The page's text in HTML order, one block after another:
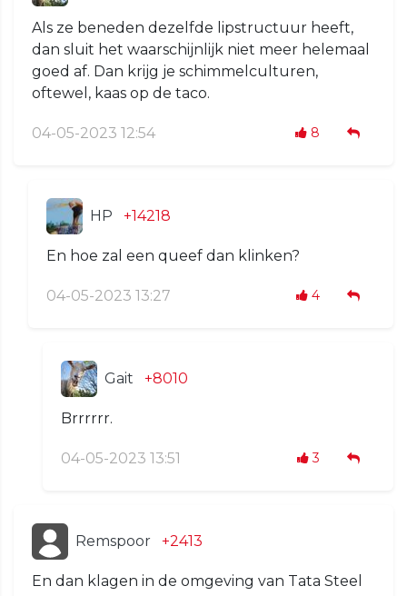
Als ze beneden dezelfde lipstructuur heeft,
dan sluit het waarschijnlijk niet meer helemaal
goed af. Dan krijg je schimmelculturen,
oftewel, kaas op de taco.
04-05-2023 12:54 8
HP +14218
En hoe zal een queef dan klinken?
04-05-2023 13:27 4
Gait +8010
Brrrrrr.
04-05-2023 13:51 3
Remspoor +2413
En dan klagen in de omgeving van Tata Steel